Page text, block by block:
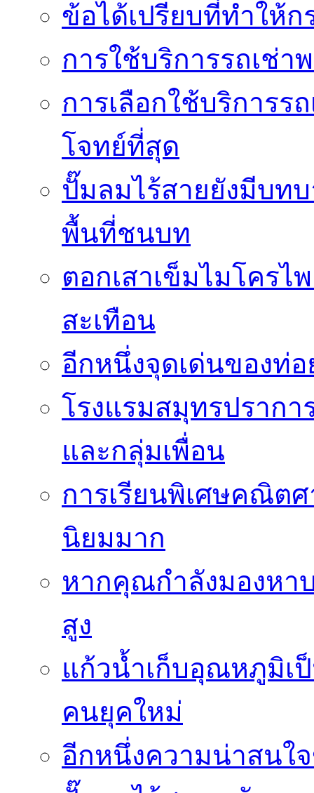
ข้อได้เปรียบที่ทำให้ก
การใช้บริการรถเช่
การเลือกใช้บริการร
โจทย์ที่สุด
ปั๊มลมไร้สายยังมีบท
พื้นที่ชนบท
ตอกเสาเข็มไมโคร
สะเทือน
อีกหนึ่งจุดเด่นของท่
โรงแรมสมุทรปราก
และกลุ่มเพื่อน
การเรียนพิเศษคณิต
นิยมมาก
หากคุณกำลังมองหา
สูง
แก้วน้ำเก็บอุณหภูมิเ
คนยุคใหม่
อีกหนึ่งความน่าสนใ